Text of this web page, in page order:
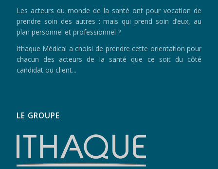
Les acteurs du monde de la santé ont pour vocation de
prendre soin des autres : mais qui prend soin d’eux, au
plan personnel et professionnel ?
Ithaque Médical a choisi de prendre cette orientation pour
chacun des acteurs de la santé que ce soit du côté
candidat ou client...
LE GROUPE